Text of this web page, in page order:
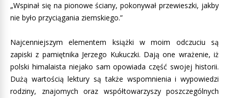
„Wspinał się na pionowe ściany, pokonywał przewieszki, jakby
nie było przyciągania ziemskiego.”
Najcenniejszym elementem książki w moim odczuciu są
zapiski z pamiętnika Jerzego Kukuczki. Dają one wrażenie, iż
polski himalaista niejako sam opowiada część swojej historii.
Dużą wartością lektury są także wspomnienia i wypowiedzi
rodziny, znajomych oraz współtowarzyszy poszczególnych